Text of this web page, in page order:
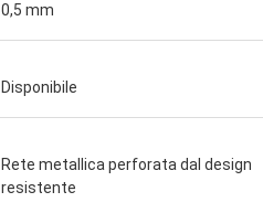
0,5 mm
Disponibile
Rete metallica perforata dal design
resistente